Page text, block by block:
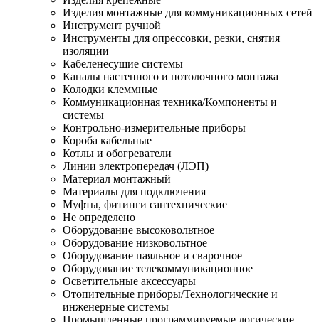
Изделия монтажные для коммуникационных сетей
Инструмент ручной
Инструменты для опрессовки, резки, снятия
изоляции
Кабеленесущие системы
Каналы настенного и потолочного монтажа
Колодки клеммные
Коммуникационная техника/Компоненты и
системы
Контрольно-измерительные приборы
Короба кабельные
Котлы и обогреватели
Линии электропередач (ЛЭП)
Материал монтажный
Материалы для подключения
Муфты, фитинги сантехнические
Не определено
Оборудование высоковольтное
Оборудование низковольтное
Оборудование паяльное и сварочное
Оборудование телекоммуникационное
Осветительные аксессуары
Отопительные приборы/Технологические и
инженерные системы
Промышленные программируемые логические